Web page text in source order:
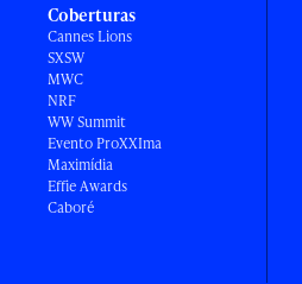
Coberturas
Cannes Lions
SXSW
MWC
NRF
WW Summit
Evento ProXXIma
Maximídia
Effie Awards
Caboré